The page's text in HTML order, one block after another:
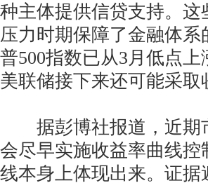
种主体提供信贷支持。
压力时期保障了金融体
普500指数已从3月低点
美联储接下来还可能采
据彭博社报道，近期
会尽早实施收益率曲线
线本身上体现出来。证